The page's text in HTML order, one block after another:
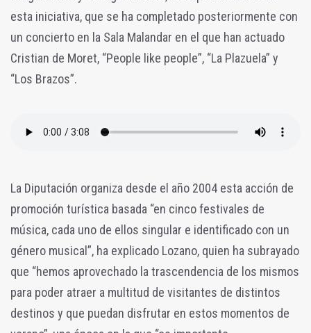
esta iniciativa, que se ha completado posteriormente con
un concierto en la Sala Malandar en el que han actuado
Cristian de Moret, “People like people”, “La Plazuela” y
“Los Brazos”.
La Diputación organiza desde el año 2004 esta acción de
promoción turística basada “en cinco festivales de
música, cada uno de ellos singular e identificado con un
género musical”, ha explicado Lozano, quien ha subrayado
que “hemos aprovechado la trascendencia de los mismos
para poder atraer a multitud de visitantes de distintos
destinos y que puedan disfrutar en estos momentos de